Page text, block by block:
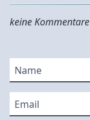
keine Kommentare
Name
Email